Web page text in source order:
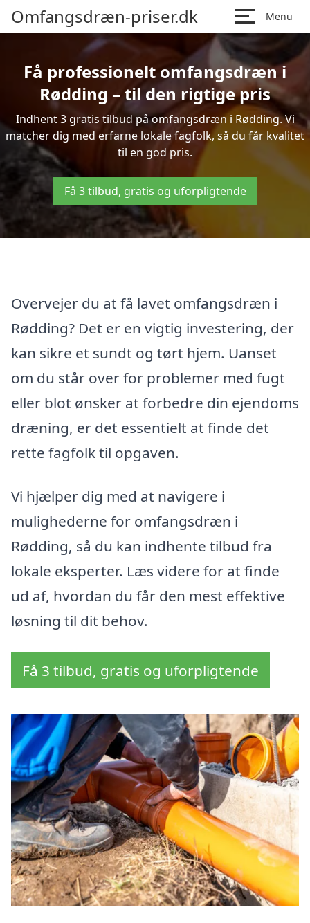
Omfangsdræn-priser.dk Menu
Få professionelt omfangsdræn i
Rødding – til den rigtige pris
Indhent 3 gratis tilbud på omfangsdræn i Rødding. Vi
matcher dig med erfarne lokale fagfolk, så du får kvalitet
til en god pris.
Få 3 tilbud, gratis og uforpligtende
Overvejer du at få lavet omfangsdræn i
Rødding? Det er en vigtig investering, der
kan sikre et sundt og tørt hjem. Uanset
om du står over for problemer med fugt
eller blot ønsker at forbedre din ejendoms
dræning, er det essentielt at finde det
rette fagfolk til opgaven.
Vi hjælper dig med at navigere i
mulighederne for omfangsdræn i
Rødding, så du kan indhente tilbud fra
lokale eksperter. Læs videre for at finde
ud af, hvordan du får den mest effektive
løsning til dit behov.
Få 3 tilbud, gratis og uforpligtende